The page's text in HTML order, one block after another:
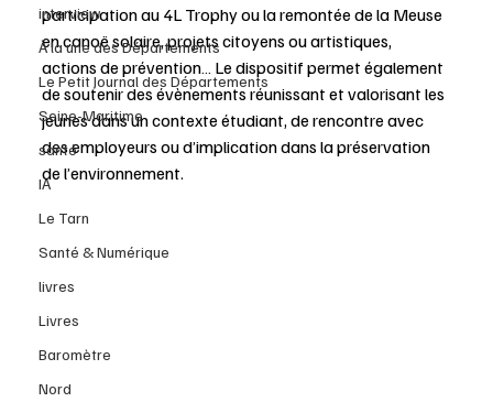
interview
À la une des Départements
Le Petit Journal des Départements
Seine-Maritime
santé
IA
Le Tarn
Santé & Numérique
livres
Livres
Baromètre
Nord
participation au 4L Trophy ou la remontée de la Meuse
en canoë solaire, projets citoyens ou artistiques,
actions de prévention… Le dispositif permet également
de soutenir des évènements réunissant et valorisant les
jeunes dans un contexte étudiant, de rencontre avec
des employeurs ou d’implication dans la préservation
de l’environnement.